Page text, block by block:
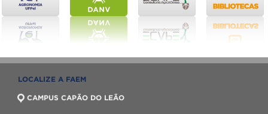
LOCALIZE A FAEM
CAMPUS CAPÃO DO LEÃO